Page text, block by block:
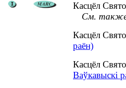
Касцёл
См. также
Касцёл
раён)
Касцёл
Ваўкавыскі